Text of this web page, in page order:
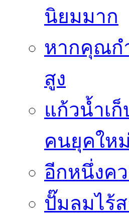
นิยมมาก
หากคุณก
สูง
แก้วน้ำเ
คนยุคใหม่
อีกหนึ่งค
ปั๊มลมไร้